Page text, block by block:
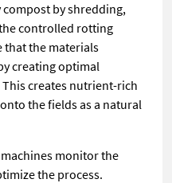
by shredding,
controlled rotting
that the materials
creating optimal
creates nutrient-rich
the fields as a natural
monitor the
the process.